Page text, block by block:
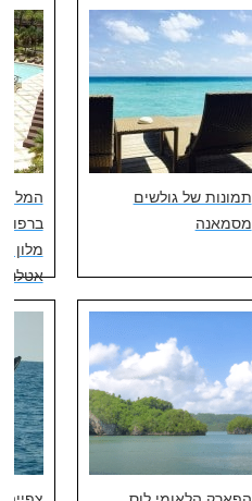
תמונות של גולשים
מסמאנה
המלון
מלון